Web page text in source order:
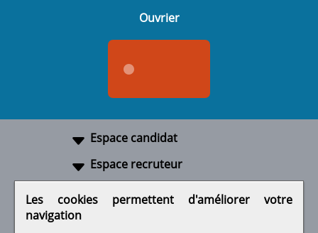
Ouvrier
Espace candidat
Espace recruteur
Les cookies permettent d'améliorer votre
navigation